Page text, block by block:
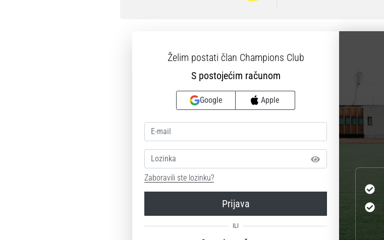
Želim postati član Champions Club
S postojećim računom
Google Apple
Lozinka
Zaboravili ste lozinku?
Prijava